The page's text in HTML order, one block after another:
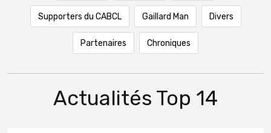
Supporters du CABCL Gaillard Man Divers
Partenaires Chroniques
Actualités Top 14